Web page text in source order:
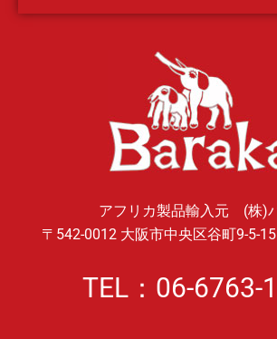
アフリカ製品輸入元 (株)
〒542-0012 大阪市中央区谷町9-5-
TEL：06-6763-